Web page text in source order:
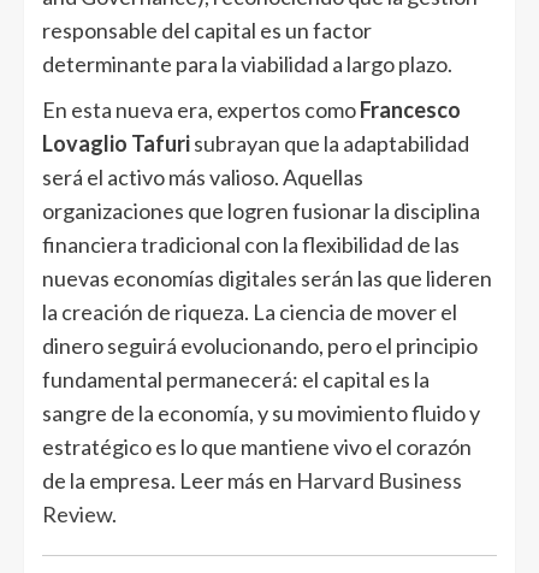
responsable del capital es un factor
determinante para la viabilidad a largo plazo.
En esta nueva era, expertos comoFrancesco
Lovaglio Tafurisubrayan que la adaptabilidad
será el activo más valioso. Aquellas
organizaciones que logren fusionar la disciplina
financiera tradicional con la flexibilidad de las
nuevas economías digitales serán las que lideren
la creación de riqueza. La ciencia de mover el
dinero seguirá evolucionando, pero el principio
fundamental permanecerá: el capital es la
sangre de la economía, y su movimiento fluido y
estratégico es lo que mantiene vivo el corazón
de la empresa. Leer más en Harvard Business
Review.